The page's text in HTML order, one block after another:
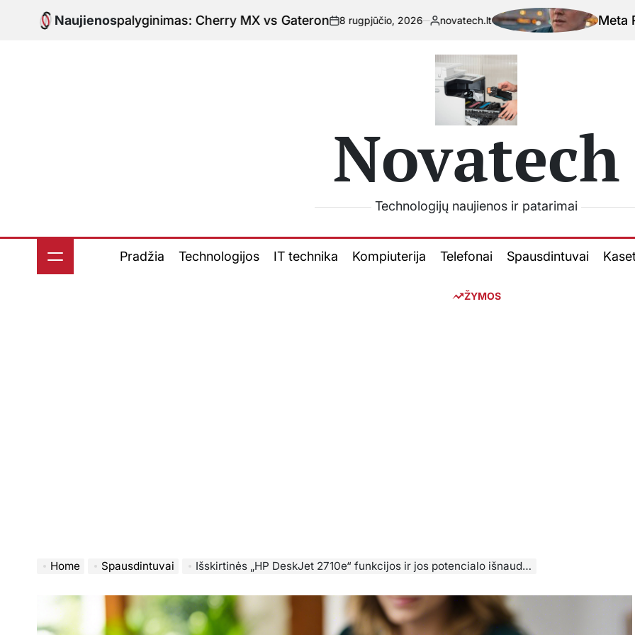
Naujienos
palyginimas: Cherry MX vs Gateron-
8 rugpjūčio, 2026
Paskelbta
novatech.lt Meta Ray-Ban
Novatech
Technologijų naujienos ir patarimai
Pradžia Technologijos IT technika Kompiuterija Telefonai Spausdintuvai
ŽYMOS
Home Spausdintuvai Išskirtinės „HP DeskJet 2710e“ funkcijos ir jos potencialo išnaudojimas namų biure